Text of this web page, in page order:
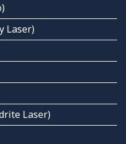
Laser)
Laser)